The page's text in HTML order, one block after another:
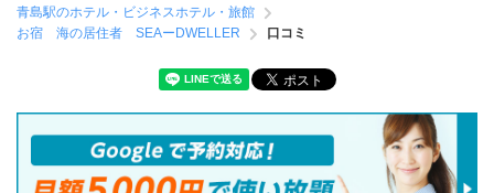
青島駅のホテル・ビジネスホテル・旅館
お宿 海の居住者 SEAーDWELLER
口コミ